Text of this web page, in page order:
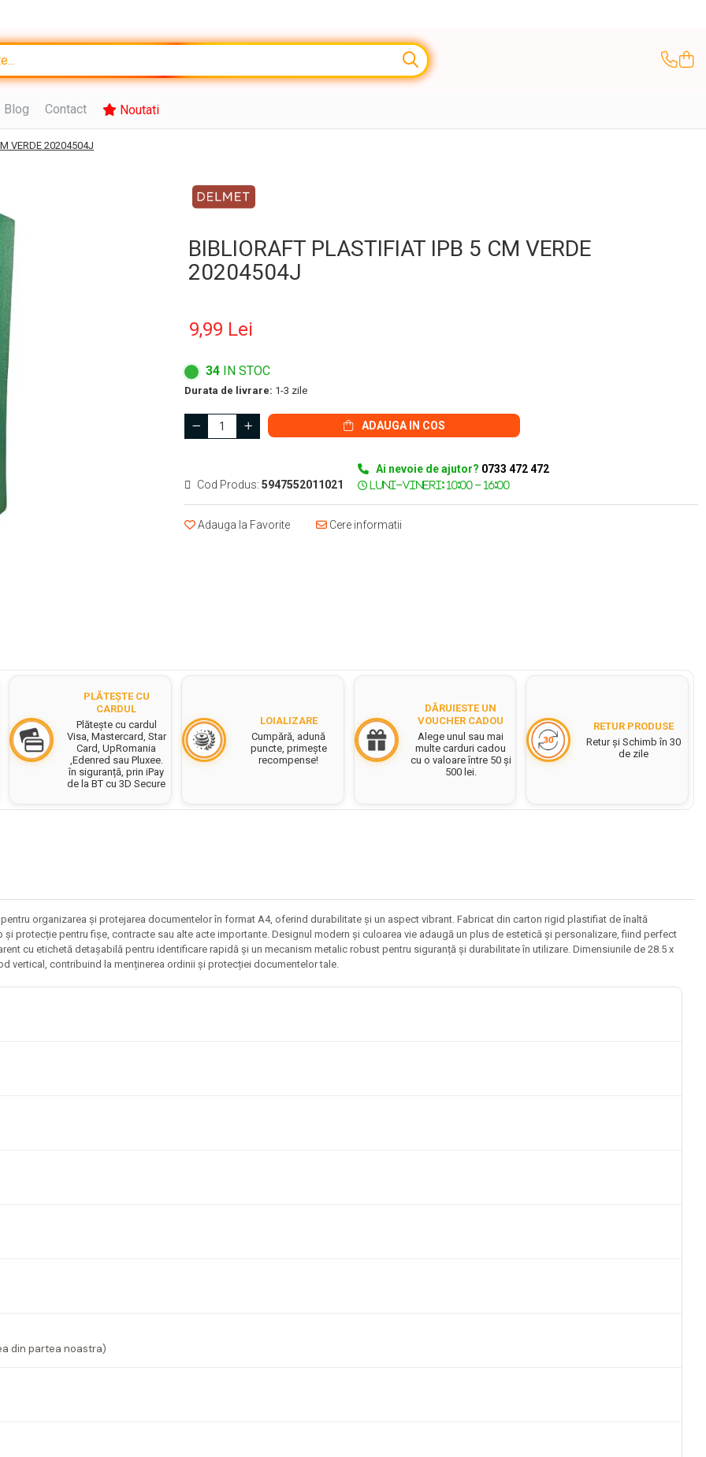
Blog Contact Noutati
VERDE 20204504J
BIBLIORAFT PLASTIFIAT IPB 5 CM VERDE
20204504J
9,99 Lei
34 IN STOC
Durata de livrare: 1-3 zile
ADAUGA IN COS
Cod Produs: 5947552011021
Ai nevoie de ajutor? 0733 472 472
Adauga la Favorite Cere informatii
PLĂTEȘTE CU
CARDUL
Plătește cu cardul
Visa, Mastercard, Star
Card, UpRomania
,Edenred sau Pluxee.
în siguranță, prin iPay
de la BT cu 3D Secure
LOIALIZARE
Cumpără, adună
puncte, primește
recompense!
DĂRUIESTE UN
VOUCHER CADOU
Alege unul sau mai
multe carduri cadou
cu o valoare între 50 și
500 lei.
RETUR PRODUSE
Retur și Schimb în 30
de zile
pentru organizarea și protejarea documentelor în format A4, oferind durabilitate și un aspect vibrant. Fabricat din carton rigid plastifiat de înaltă
protecție pentru fișe, contracte sau alte acte importante. Designul modern și culoarea vie adaugă un plus de estetică și personalizare, fiind perfect
cu etichetă detașabilă pentru identificare rapidă și un mecanism metalic robust pentru siguranță și durabilitate în utilizare. Dimensiunile de 28.5 x
vertical, contribuind la menținerea ordinii și protecției documentelor tale.
din partea noastra)